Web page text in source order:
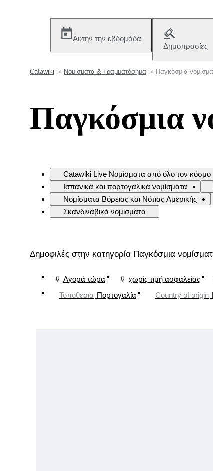
Αυτήν την εβδομάδα
Δημοπρασίες
Catawiki Νομίσματα & Γραμματόσημα Παγκόσμια
Παγκόσμια
Catawiki Live Νομίσματα από όλο τον κόσμο
Ισπανικά και πορτογαλικά νομίσματα
Νομίσματα Βόρειας και Νότιας Αμερικής
Σκανδιναβικά νομίσματα
Δημοφιλές στην κατηγορία Παγκόσμια
Αγορά τώρα χωρίς τιμή ασφαλείας
Τοποθεσία Πορτογαλία Country of origin